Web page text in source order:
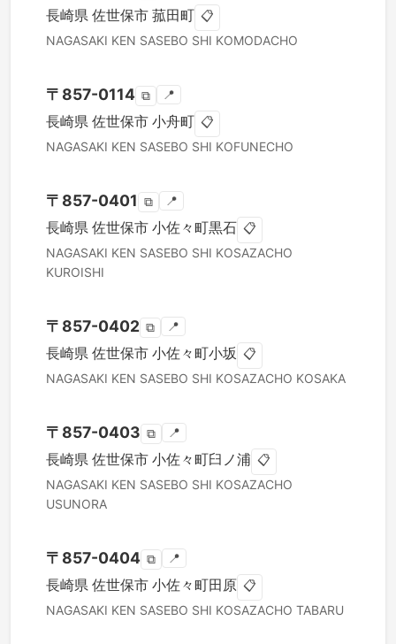
長崎県 佐世保市 菰田町 📋
NAGASAKI KEN SASEBO SHI KOMODACHO
〒 857-0114 ⧉ 📍
長崎県 佐世保市 小舟町 📋
NAGASAKI KEN SASEBO SHI KOFUNECHO
〒 857-0401 ⧉ 📍
長崎県 佐世保市 小佐々町黒石 📋
NAGASAKI KEN SASEBO SHI KOSAZACHO
KUROISHI
〒 857-0402 ⧉ 📍
長崎県 佐世保市 小佐々町小坂 📋
NAGASAKI KEN SASEBO SHI KOSAZACHO KOSAKA
〒 857-0403 ⧉ 📍
長崎県 佐世保市 小佐々町臼ノ浦 📋
NAGASAKI KEN SASEBO SHI KOSAZACHO
USUNORA
〒 857-0404 ⧉ 📍
長崎県 佐世保市 小佐々町田原 📋
NAGASAKI KEN SASEBO SHI KOSAZACHO TABARU